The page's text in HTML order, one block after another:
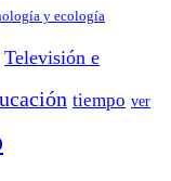
y ecología
Televisión e
tiempo ver